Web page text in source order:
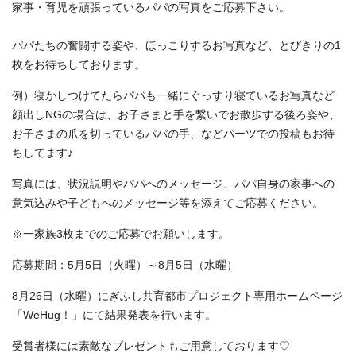
家事・育児を頑張っているパパの写真をご応募下さい。
パパたちの奮闘する姿や、ほっこりするお写真など、とびきりの1
枚をお待ちしております。
例）寝かしつけてたらパパも一緒にぐっすり寝ているお写真など
顔出しNGの場合は、お子さまと手を繋いでお散歩する後ろ姿や、
お子さまの爪を切っているパパの手、などパーツでの投稿もお待
ちしてます♪
写真には、状況説明やパパへのメッセージ、パパ自身の家事への
意気込みや子どもへのメッセージ等を添えてご応募ください。
※一家族3枚までのご応募でお願いします。
応募期間：5月5日（火曜）～8月5日（水曜）
8月26日（水曜）にぎふし共育都市プロジェクト専用ホームページ
「WeHug！」にて結果発表を行います。
受賞者様には素敵なプレゼントもご用意しております♡